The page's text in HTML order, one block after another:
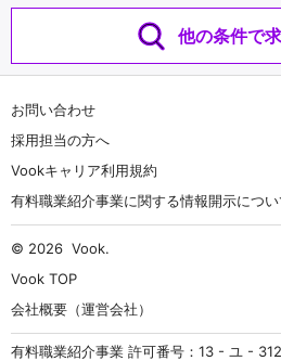
他の条件で
お問い合わせ
採用担当の方へ
Vookキャリア利用規約
有料職業紹介事業に関する情報開示につい
© 2026 Vook.
Vook TOP
会社概要（運営会社）
有料職業紹介事業 許可番号：13 - ユ -